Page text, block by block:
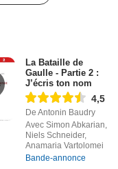
La Bataille de
Gaulle - Partie 2 :
J’écris ton nom
4,5
De Antonin Baudry
Avec Simon Abkarian,
Niels Schneider,
Anamaria Vartolomei
Bande-annonce